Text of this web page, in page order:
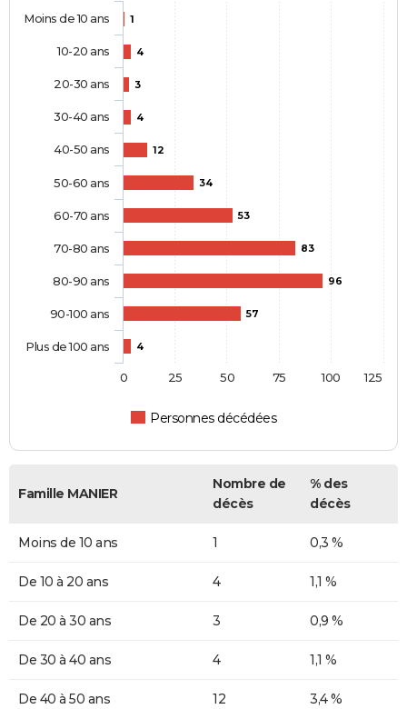
1
4
3
4
12
34
53
83
96
57
4
Personnes décédées
Moins de 10 ans
10-20 ans
20-30 ans
30-40 ans
40-50 ans
50-60 ans
60-70 ans
70-80 ans
80-90 ans
90-100 ans
Plus de 100 ans
0 100
25 50 75 125
Famille MANIER
Nombre de
décès
% des
décès
Moins de 10 ans 1 0,3 %
De 10 à 20 ans 4 1,1 %
De 20 à 30 ans 3 0,9 %
De 30 à 40 ans 4 1,1 %
De 40 à 50 ans 12 3,4 %